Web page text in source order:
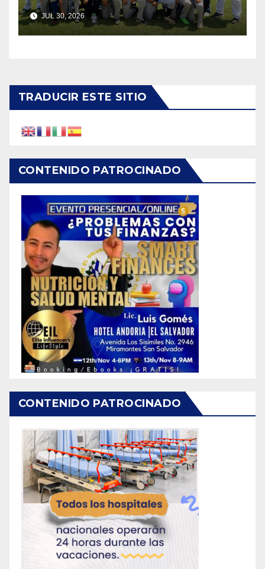
JUL 30, 2026
TRADUCIR ESTE SITIO
CONTENIDO PATROCINADO
CONTENIDO PATROCINADO